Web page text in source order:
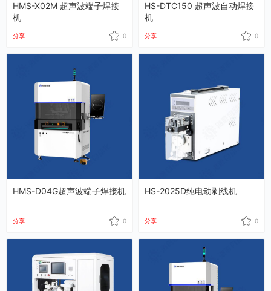
HMS-X02M 超声波端子焊接
机
分享 0
HS-DTC150 超声波自动焊接
机
分享 0
HMS-D04G超声波端子焊接机
分享 0
HS-2025D纯电动剥线机
分享 0